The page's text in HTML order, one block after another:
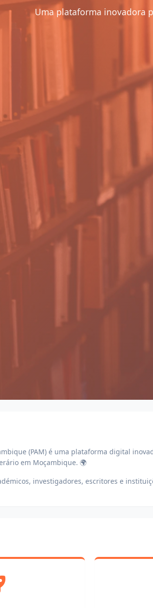
Uma plataforma inovadora
(PAM) é uma plataforma digital
em Moçambique. 🌍
investigadores, escritores e